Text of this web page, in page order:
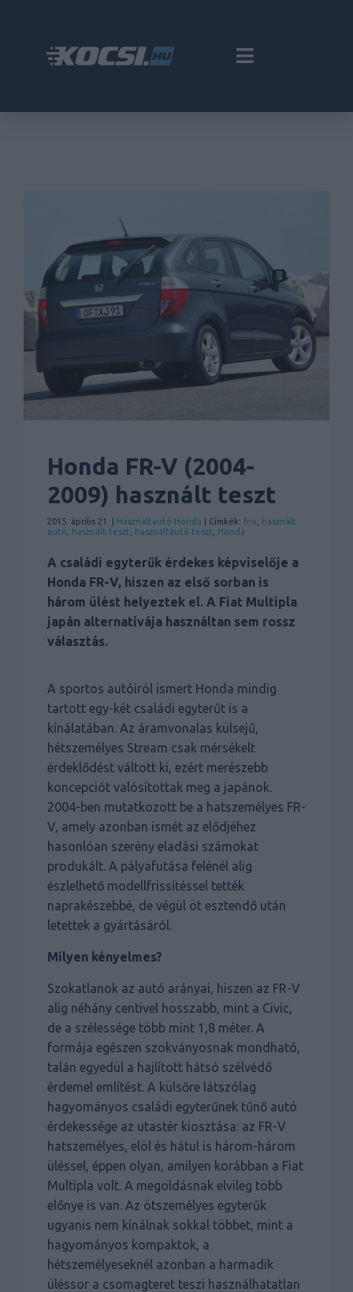
Honda FR-V (2004-
2009) használt teszt
2015. április 21. | Használtautó Honda | Címkék: fr-v
használt
autó
használt teszt használtautó teszt Honda
A családi egyterűk érdekes képviselője a
Honda FR-V, hiszen az első sorban is
három ülést helyeztek el. A Fiat Multipla
japán alternatívája használtan sem rossz
választás.
A sportos autóiról ismert Honda mindig
tartott egy-két családi egyterűt is a
kínálatában. Az áramvonalas külsejű,
hétszemélyes Stream csak mérsékelt
érdeklődést váltott ki, ezért merészebb
koncepciót valósítottak meg a japánok.
2004-ben mutatkozott be a hatszemélyes FR-
V, amely azonban ismét az elődjéhez
hasonlóan szerény eladási számokat
produkált. A pályafutása felénél alig
észlelhető modellfrissítéssel tették
naprakészebbé, de végül öt esztendő után
letettek a gyártásáról.
Milyen kényelmes?
Szokatlanok az autó arányai, hiszen az FR-V
alig néhány centivel hosszabb, mint a Civic,
de a szélessége több mint 1,8 méter. A
formája egészen szokványosnak mondható,
talán egyedül a hajlított hátsó szélvédő
érdemel említést. A külsőre látszólag
hagyományos családi egyterűnek tűnő autó
érdekessége az utastér kiosztása: az FR-V
hatszemélyes, elöl és hátul is három-három
üléssel, éppen olyan, amilyen korábban a Fiat
Multipla volt. A megoldásnak elvileg több
előnye is van. Az ötszemélyes egyterűk
ugyanis nem kínálnak sokkal többet, mint a
hagyományos kompaktok, a
hétszemélyeseknél azonban a harmadik
üléssor a csomagteret teszi használhatatlan